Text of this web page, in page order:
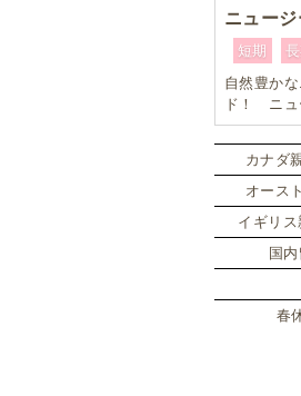
ニュー
短期
自然豊か
ド！ ニュ
な教育を
単身留学
カナダ
オース
イギリ
国
春